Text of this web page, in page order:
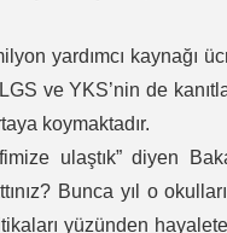
yardımcı kaynağı
ve YKS’nin de
koymaktadır.
ulaştık” diyen
Bunca yıl o
yüzünden